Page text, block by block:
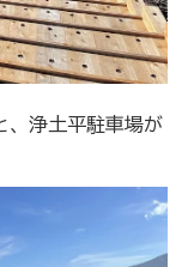
、浄土平駐車場が